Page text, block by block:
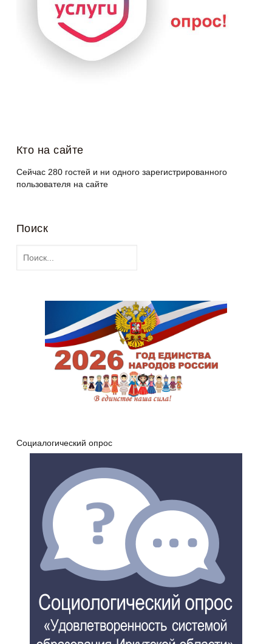
Кто на сайте
Сейчас 280 гостей и ни одного зарегистрированного
пользователя на сайте
Поиск
Социалогический опрос